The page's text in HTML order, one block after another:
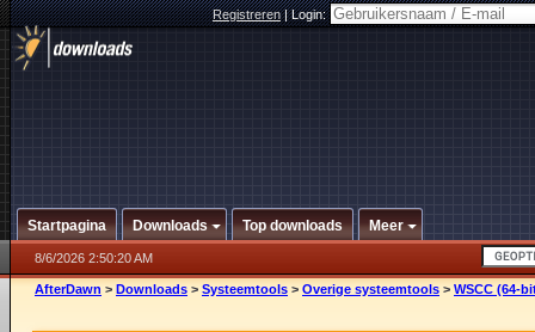
Registreren|Login:
Startpagina Downloads Top downloads Meer
8/6/2026 2:50:20 AM
AfterDawn > Downloads > Systeemtools > Overige systeemtools > WSCC (64-